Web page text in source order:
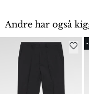
Andre har også